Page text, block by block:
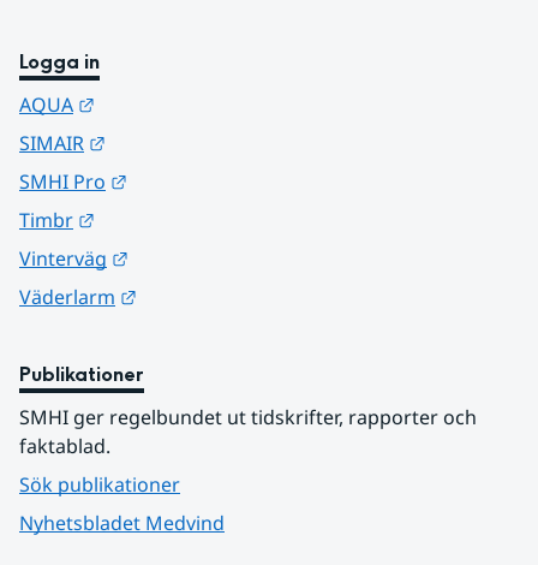
Logga in
AQUA
SIMAIR
SMHI Pro
Timbr
Vinterväg
Väderlarm
Publikationer
SMHI ger regelbundet ut tidskrifter, rapporter och
faktablad.
Sök publikationer
Nyhetsbladet Medvind